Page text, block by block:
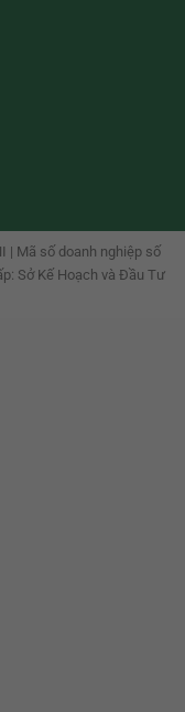
| Mã số doanh nghiệp số
Sở Kế Hoạch và Đầu Tư